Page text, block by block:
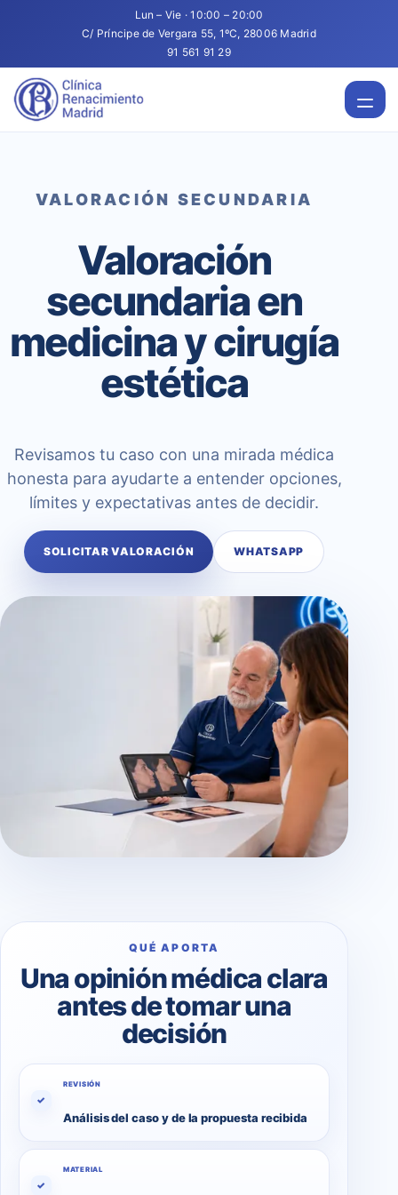
Lun – Vie · 10:00 – 20:00
C/ Príncipe de Vergara 55, 1ºC, 28006 Madrid
91 561 91 29
VALORACIÓN SECUNDARIA
Valoración
secundaria en
medicina y cirugía
estética
Revisamos tu caso con una mirada médica
honesta para ayudarte a entender opciones,
límites y expectativas antes de decidir.
SOLICITAR VALORACIÓN WHATSAPP
QUÉ APORTA
Una opinión médica clara
antes de tomar una
decisión
✓
REVISIÓN
Análisis del caso y de la propuesta recibida
✓
MATERIAL